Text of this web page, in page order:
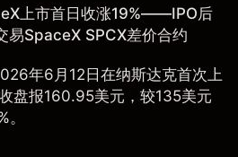
上市首日收涨19%——IPO后
易SpaceX SPCX差价合约
年6月12日在纳斯达克首次上
盘报160.95美元，较135美元